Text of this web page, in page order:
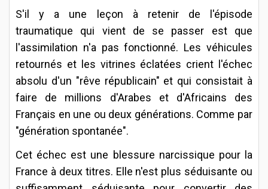
S'il y a une leçon à retenir de l'épisode
traumatique qui vient de se passer est que
l'assimilation n'a pas fonctionné. Les véhicules
retournés et les vitrines éclatées crient l'échec
absolu d'un "rêve républicain" et qui consistait à
faire de millions d'Arabes et d'Africains des
Français en une ou deux générations. Comme par
"génération spontanée".
Cet échec est une blessure narcissique pour la
France à deux titres. Elle n'est plus séduisante ou